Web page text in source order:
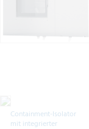
Containment-Isolator
mit integrierter